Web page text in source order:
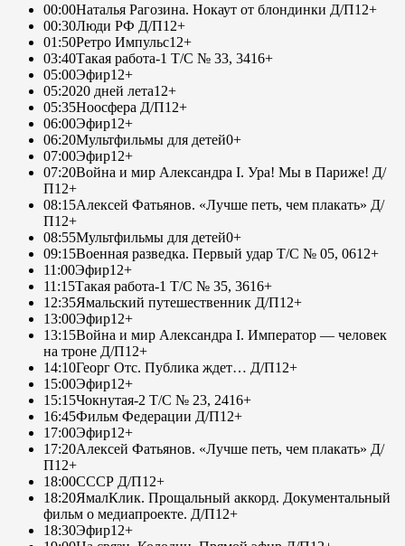
00:00Наталья Рагозина. Нокаут от блондинки Д/П12+
00:30Люди РФ Д/П12+
01:50Ретро Импульс12+
03:40Такая работа-1 Т/С № 33, 3416+
05:00Эфир12+
05:2020 дней лета12+
05:35Ноосфера Д/П12+
06:00Эфир12+
06:20Мультфильмы для детей0+
07:00Эфир12+
07:20Война и мир Александра I. Ура! Мы в Париже! Д/
П12+
08:15Алексей Фатьянов. «Лучше петь, чем плакать» Д/
П12+
08:55Мультфильмы для детей0+
09:15Военная разведка. Первый удар Т/С № 05, 0612+
11:00Эфир12+
11:15Такая работа-1 Т/С № 35, 3616+
12:35Ямальский путешественник Д/П12+
13:00Эфир12+
13:15Война и мир Александра I. Император — человек
на троне Д/П12+
14:10Георг Отс. Публика ждет… Д/П12+
15:00Эфир12+
15:15Чокнутая-2 Т/С № 23, 2416+
16:45Фильм Федерации Д/П12+
17:00Эфир12+
17:20Алексей Фатьянов. «Лучше петь, чем плакать» Д/
П12+
18:00СССР Д/П12+
18:20ЯмалКлик. Прощальный аккорд. Документальный
фильм о медиапроекте. Д/П12+
18:30Эфир12+